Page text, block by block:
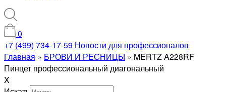
0
+7 (499) 734-17-59 Новости для профессионалов
Главная » БРОВИ И РЕСНИЦЫ » MERTZ A228RF
Пинцет профессиональный диагональный
X